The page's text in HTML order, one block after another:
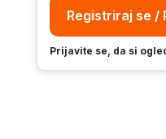
Registriraj se /
Prijavite se, da si